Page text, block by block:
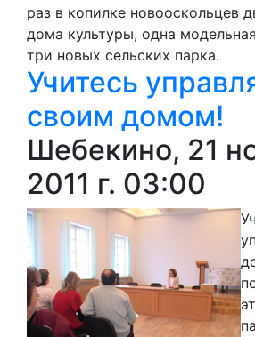
раз в копилке новооскольцев
дома культуры, одна
три новых сельских парка.
Учитесь
своим домом!
Шебекино, 21
2011 г. 03:00